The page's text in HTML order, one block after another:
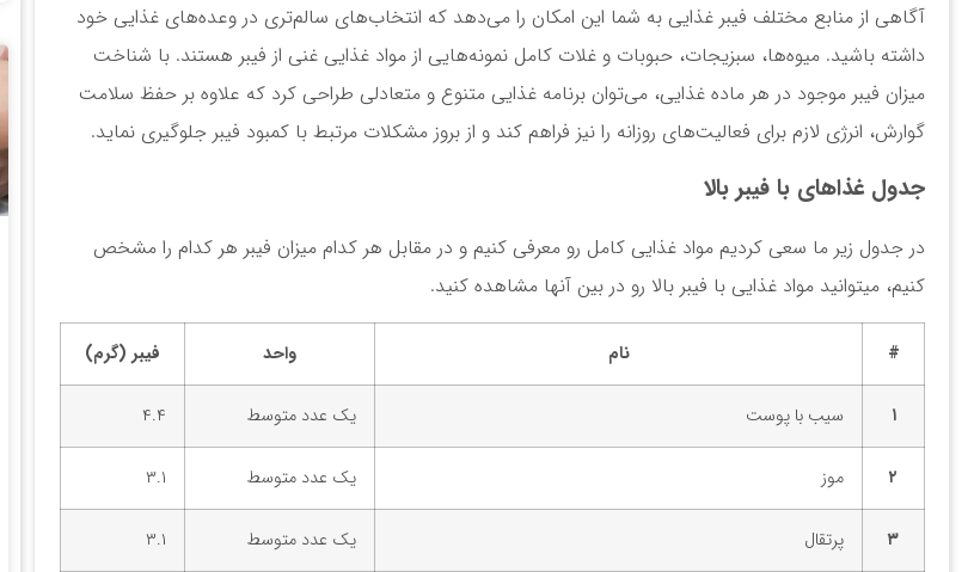
آگاهی از منابع مختلف فیبر غذایی به شما این امکان را می‌دهد که انتخاب‌های سالم‌تری در وعده‌های غذایی خود
داشته باشید. میوه‌ها، سبزیجات، حبوبات و غلات کامل نمونه‌هایی از مواد غذایی غنی از فیبر هستند. با شناخت
میزان فیبر موجود در هر ماده غذایی، می‌توان برنامه غذایی متنوع و متعادلی طراحی کرد که علاوه بر حفظ سلامت
گوارش، انرژی لازم برای فعالیت‌های روزانه را نیز فراهم کند و از بروز مشکلات مرتبط با کمبود فیبر جلوگیری نماید.
جدول غذاهای با فیبر بالا
در جدول زیر ما سعی کردیم مواد غذایی کامل رو معرفی کنیم و در مقابل هر کدام میزان فیبر هر کدام را مشخص
کنیم، میتوانید مواد غذایی با فیبر بالا رو در بین آنها مشاهده کنید.
# نام واحد فیبر (گرم)
۱ سیب با پوست یک عدد متوسط ۴.۴
۲ موز یک عدد متوسط ۳.۱
۳ پرتقال یک عدد متوسط ۳.۱